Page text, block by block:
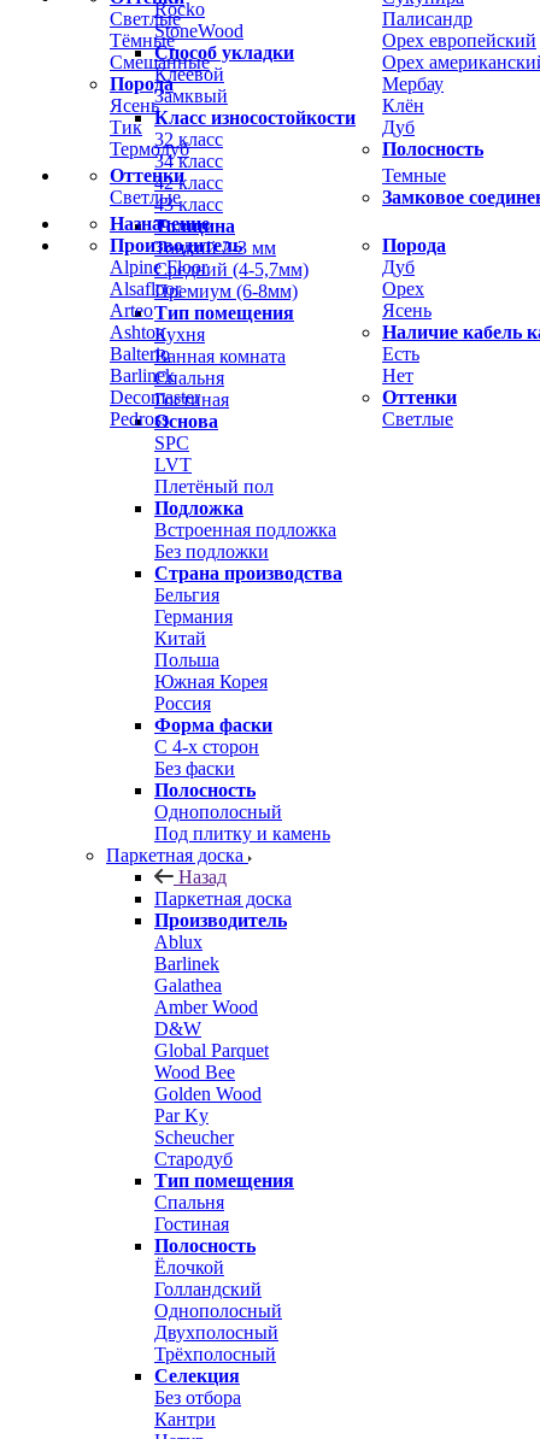
Светлые
Тёмные
Смешанные
Порода
Ясень
Тик
Термодуб
Палисандр
Орех европейский
Орех
Мербау
Клён
Дуб
Полосность
Оттенки
Светлые
Темные
Замковое
Назначение
Производитель
Alpine Floor
Alsafloor
Arteo
Ashton
Balterio
Barlinek
Decomaster
Pedross
Порода
Дуб
Орех
Ясень
Наличие кабель
Есть
Нет
Оттенки
Светлые
Rocko
StoneWood
Способ укладки
Клеевой
Замквый
Класс износостойкости
32 класс
34 класс
42 класс
43 класс
Толщина
Тонкий 2-3 мм
Средний (4-5,7мм)
Премиум (6-8мм)
Тип помещения
Кухня
Ванная комната
Спальня
Гостиная
Основа
SPC
LVT
Плетёный пол
Подложка
Встроенная подложка
Без подложки
Страна производства
Бельгия
Германия
Китай
Польша
Южная Корея
Россия
Форма фаски
С 4-х сторон
Без фаски
Полосность
Однополосный
Под плитку и камень
Паркетная доска
Назад
Паркетная доска
Производитель
Ablux
Barlinek
Galathea
Amber Wood
D&W
Global Parquet
Wood Bee
Golden Wood
Par Ky
Scheucher
Стародуб
Тип помещения
Спальня
Гостиная
Полосность
Ёлочкой
Голландский
Однополосный
Двухполосный
Трёхполосный
Селекция
Без отбора
Кантри